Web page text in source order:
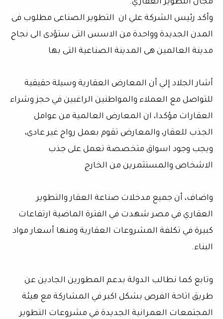
مجال التطوير العقاري.
وأكد رئيس الشركة علي ان التطوير الصناعى مطلوب فى
المدن الجديدة وواحدة من الاسس التى ستؤدى الى نجاح
مدينة العالمين هى المدينة الصناعية التى بها
أشار الجلاد إلي أن المعارض العقارية وسيلة حقيقية
للتواصل مع العملاء والمواطنين الراغبين في حجز وشراء
العقارات مؤكدا، ان المعارض العالمية من عوامل
الجذب للعقار، والمعارض تقوم بعمل رواج غير عادى،
ويجب وجود اسواق متخصصة تعمل على جذب
الاشخاص والمستثمرين من الخارج
واضاف، أن جميع مدخلات صناعة العقار والتطوير
العقاري في مصر شهدت في الفترة الماضية ارتفاعات
كبيرة في تكلفة المشروعات العقارية ومنها أسعار مواد
البناء.
وتابع كما نطالب الدولة بدعم المطورين الجادين عن
طريق اتاحة الفرص بشكل اكبر في المشاركة مع هيئة
المجتمعات العمرانية الجديدة في مشروعات التطوير